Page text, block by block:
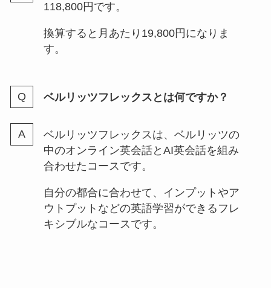
118,800円です。
換算すると月あたり19,800円になりま
す。
ベルリッツフレックスとは何ですか？
ベルリッツフレックスは、ベルリッツの
中のオンライン英会話とAI英会話を組み
合わせたコースです。
自分の都合に合わせて、インプットやア
ウトプットなどの英語学習ができるフレ
キシブルなコースです。